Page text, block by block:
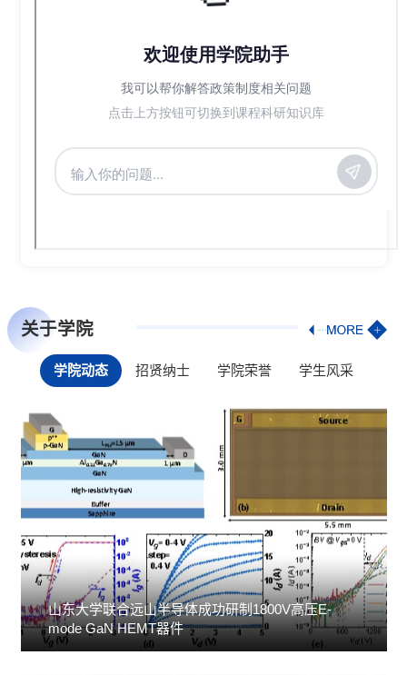
关于学院
学院动态 招贤纳士 学院荣誉 学生风采
山东大学联合远山半导体成功研制1800V高压E-
mode GaN HEMT器件